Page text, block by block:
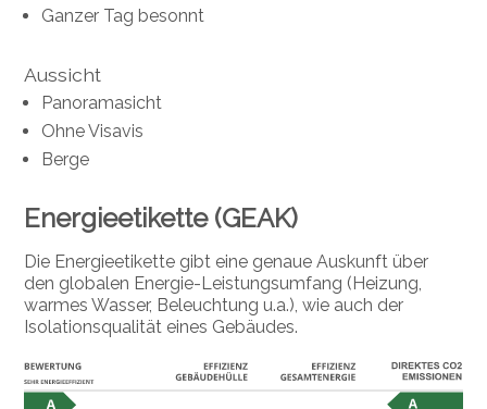
Ganzer Tag besonnt
Aussicht
Panoramasicht
Ohne Visavis
Berge
Energieetikette (GEAK)
Die Energieetikette gibt eine genaue Auskunft über
den globalen Energie-Leistungsumfang (Heizung,
warmes Wasser, Beleuchtung u.a.), wie auch der
Isolationsqualität eines Gebäudes.